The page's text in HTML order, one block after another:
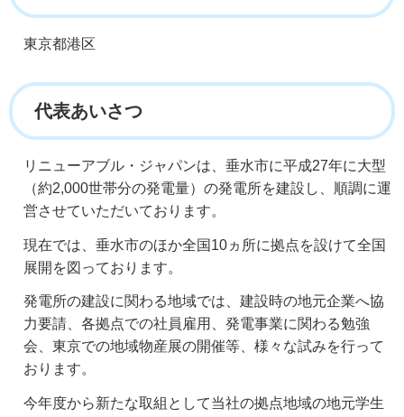
東京都港区
代表あいさつ
リニューアブル・ジャパンは、垂水市に平成27年に大型
（約2,000世帯分の発電量）の発電所を建設し、順調に運
営させていただいております。
現在では、垂水市のほか全国10ヵ所に拠点を設けて全国
展開を図っております。
発電所の建設に関わる地域では、建設時の地元企業へ協
力要請、各拠点での社員雇用、発電事業に関わる勉強
会、東京での地域物産展の開催等、様々な試みを行って
おります。
今年度から新たな取組として当社の拠点地域の地元学生